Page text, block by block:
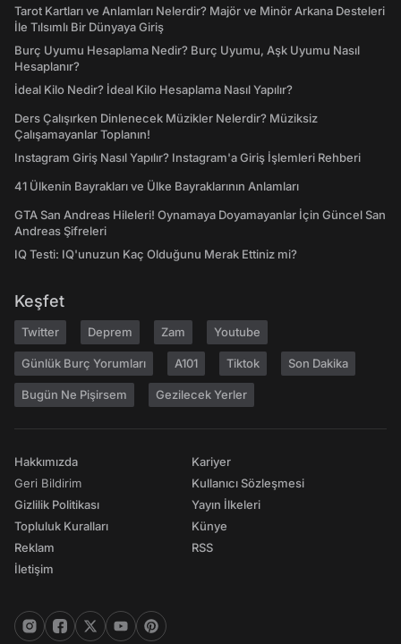
Tarot Kartları ve Anlamları Nelerdir? Majör ve Minör Arkana Desteleri
İle Tılsımlı Bir Dünyaya Giriş
Burç Uyumu Hesaplama Nedir? Burç Uyumu, Aşk Uyumu Nasıl
Hesaplanır?
İdeal Kilo Nedir? İdeal Kilo Hesaplama Nasıl Yapılır?
Ders Çalışırken Dinlenecek Müzikler Nelerdir? Müziksiz
Çalışamayanlar Toplanın!
Instagram Giriş Nasıl Yapılır? Instagram'a Giriş İşlemleri Rehberi
41 Ülkenin Bayrakları ve Ülke Bayraklarının Anlamları
GTA San Andreas Hileleri! Oynamaya Doyamayanlar İçin Güncel San
Andreas Şifreleri
IQ Testi: IQ'unuzun Kaç Olduğunu Merak Ettiniz mi?
Keşfet
Twitter Deprem Zam Youtube
Günlük Burç Yorumları A101 Tiktok Son Dakika
Bugün Ne Pişirsem Gezilecek Yerler
Hakkımızda
Geri Bildirim
Gizlilik Politikası
Topluluk Kuralları
Reklam
İletişim
Kariyer
Kullanıcı Sözleşmesi
Yayın İlkeleri
Künye
RSS